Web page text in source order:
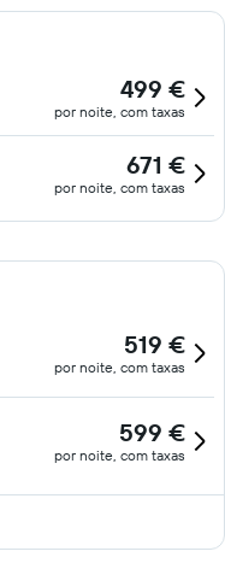
499 €
por noite, com taxas
671 €
por noite, com taxas
519 €
por noite, com taxas
599 €
por noite, com taxas